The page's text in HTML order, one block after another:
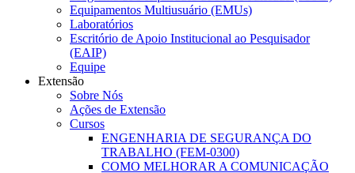
Equipamentos Multiusuário (EMUs)
Laboratórios
Escritório de Apoio Institucional ao Pesquisador
(EAIP)
Equipe
Extensão
Sobre Nós
Ações de Extensão
Cursos
ENGENHARIA DE SEGURANÇA DO
TRABALHO (FEM-0300)
COMO MELHORAR A COMUNICAÇÃO